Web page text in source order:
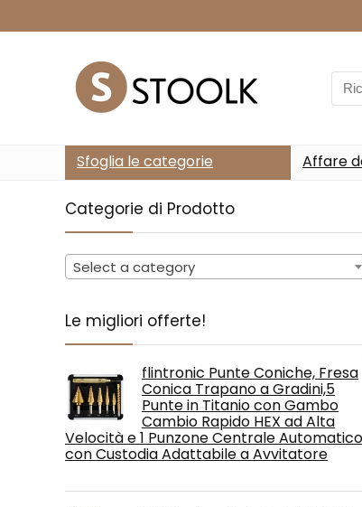
for:
Sfoglia le categorie Affare
Categorie di Prodotto
Select a category
Le migliori offerte!
flintronic Punte Coniche, Fresa
Conica Trapano a Gradini,5
Punte in Titanio con Gambo
Cambio Rapido HEX ad Alta
Velocità e 1 Punzone Centrale Automatico
con Custodia Adattabile a Avvitatore